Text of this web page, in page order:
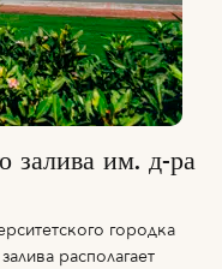
залива им. д-ра
городка
располагает